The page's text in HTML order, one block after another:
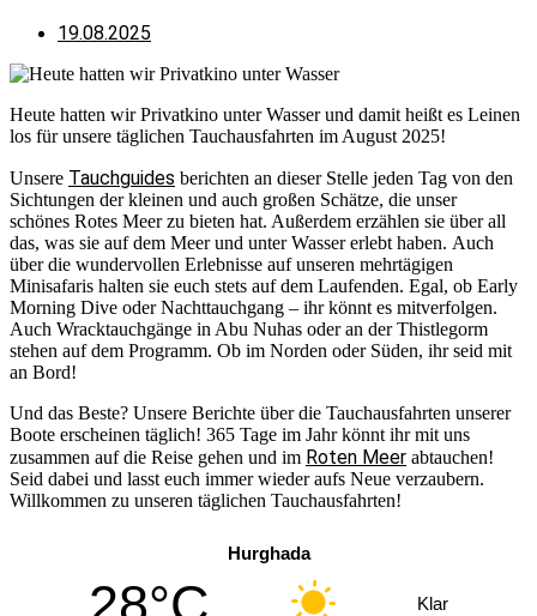
19.08.2025
Heute hatten wir Privatkino unter Wasser und damit heißt es Leinen
los für unsere täglichen Tauchausfahrten im August 2025!
Unsere Tauchguides berichten an dieser Stelle jeden Tag von den
Sichtungen der kleinen und auch großen Schätze, die unser
schönes Rotes Meer zu bieten hat. Außerdem erzählen sie über all
das, was sie auf dem Meer und unter Wasser erlebt haben. Auch
über die wundervollen Erlebnisse auf unseren mehrtägigen
Minisafaris halten sie euch stets auf dem Laufenden. Egal, ob Early
Morning Dive oder Nachttauchgang – ihr könnt es mitverfolgen.
Auch Wracktauchgänge in Abu Nuhas oder an der Thistlegorm
stehen auf dem Programm. Ob im Norden oder Süden, ihr seid mit
an Bord!
Und das Beste? Unsere Berichte über die Tauchausfahrten unserer
Boote erscheinen täglich! 365 Tage im Jahr könnt ihr mit uns
zusammen auf die Reise gehen und im Roten Meer abtauchen!
Seid dabei und lasst euch immer wieder aufs Neue verzaubern.
Willkommen zu unseren täglichen Tauchausfahrten!
Hurghada
Klar